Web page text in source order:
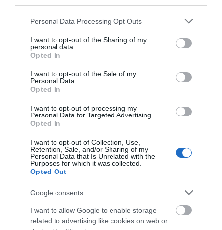
Please note that this website/app uses one or more Google
not limited to your visit or usage behaviour. You may click to
grant or deny consent to Google and its third-party tags to
use your data for below specified purposes in below Google
consent section.
Personal Data Processing Opt Outs
I want to opt-out of the Sharing of my
personal data.
Opted In
I want to opt-out of the Sale of my
Personal Data.
Opted In
I want to opt-out of processing my
Personal Data for Targeted Advertising.
Opted In
I want to opt-out of Collection, Use,
Retention, Sale, and/or Sharing of my
Personal Data that Is Unrelated with the
Purposes for which it was collected.
Opted Out
Google consents
I want to allow Google to enable storage
related to advertising like cookies on web or
tinédzserek 41%-a kér tanácsot a szüleitől privát
szférájának védelmére. Legyünk olyan szülők,
akiktől érdemes kérdezni, és mi is tanuljunk
folyamatosan, mik a tipikus problémák, mik